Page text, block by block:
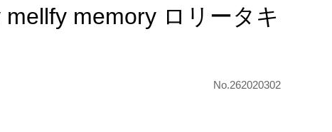
memory ロリータキ
No.262020302